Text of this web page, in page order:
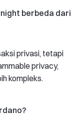
berbeda dari
privasi, tetapi
privacy,
kompleks.